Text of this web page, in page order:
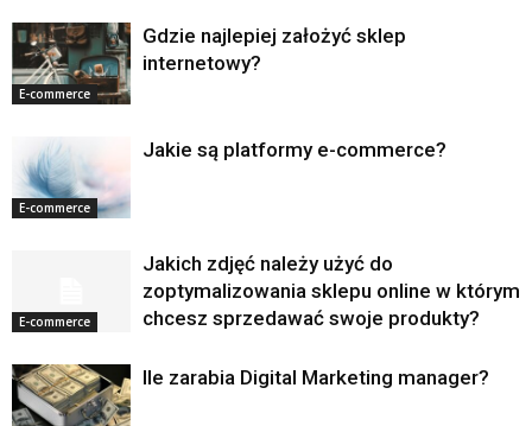
E-commerce
Gdzie najlepiej założyć sklep
internetowy?
E-commerce
Jakie są platformy e-commerce?
E-commerce
Jakich zdjęć należy użyć do
zoptymalizowania sklepu online w którym
chcesz sprzedawać swoje produkty?
Ile zarabia Digital Marketing manager?